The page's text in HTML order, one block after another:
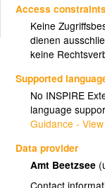
Access
Keine
dienen
keine
Supported
No INSPIRE
language
Guidance -
Data provider
Amt Beetzsee